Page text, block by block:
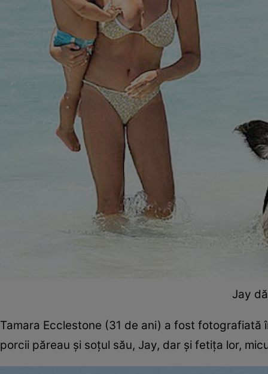
Jay
Tamara Ecclestone (31 de ani) a fost
porcii păreau şi soţul său, Jay, dar şi fetiţa lor,